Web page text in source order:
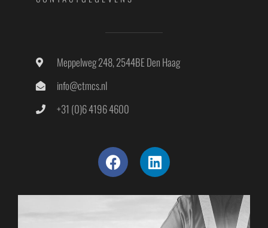
Meppelweg 248, 2544BE Den Haag
info@ctmcs.nl
+31 (0)6 4196 4600